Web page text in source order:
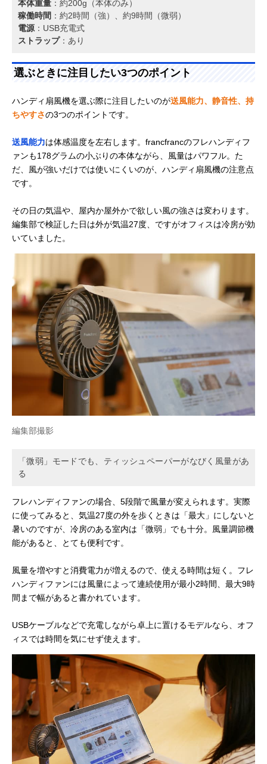
本体重量 ：約200g（本体のみ）
稼働時間 ：約2時間（強）、約9時間（微弱）
電源 ：USB充電式
ストラップ：あり
選ぶときに注目したい3つのポイント
ハンディ扇風機を選ぶ際に注目したいのが送風能力、静音性、持
ちやすさの3つのポイントです。
送風能力は体感温度を左右します。francfrancのフレハンディフ
ァンも178グラムの小ぶりの本体ながら、風量はパワフル。た
だ、風が強いだけでは使いにくいのが、ハンディ扇風機の注意点
です。
その日の気温や、屋内か屋外かで欲しい風の強さは変わります。
編集部で検証した日は外が気温27度、ですがオフィスは冷房が効
いていました。
編集部撮影
「微弱」モードでも、ティッシュペーパーがなびく風量があ
る
フレハンディファンの場合、5段階で風量が変えられます。実際
に使ってみると、気温27度の外を歩くときは「最大」にしないと
暑いのですが、冷房のある室内は「微弱」でも十分。風量調節機
能があると、とても便利です。
風量を増やすと消費電力が増えるので、使える時間は短く。フレ
ハンディファンには風量によって連続使用が最小2時間、最大9時
間まで幅があると書かれています。
USBケーブルなどで充電しながら卓上に置けるモデルなら、オフ
ィスでは時間を気にせず使えます。